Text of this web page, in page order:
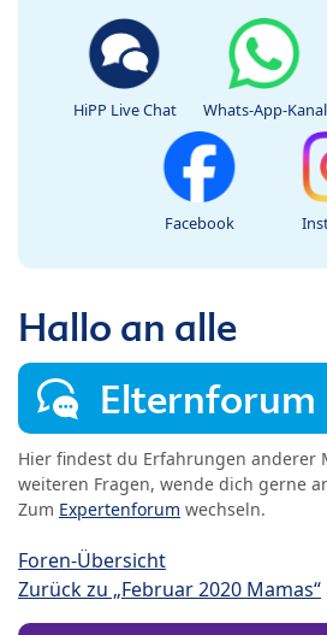
HiPP Live Chat Whats-App-Kanal
Facebook
Hallo an alle
Elternforum
Hier findest du Erfahrungen anderer
weiteren Fragen, wende dich gerne
Zum Expertenforum wechseln.
Foren-Übersicht
Zurück zu „Februar 2020 Mamas“